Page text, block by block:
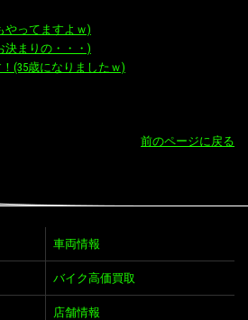
やってますよｗ)
決まりの・・・)
(35歳になりましたｗ)
前のページに戻る
車両情報
バイク高価買取
店舗情報